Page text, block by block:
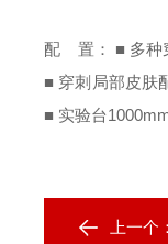
配 置： ■ 多种
■ 穿刺局部皮肤
■ 实验台
上一个：